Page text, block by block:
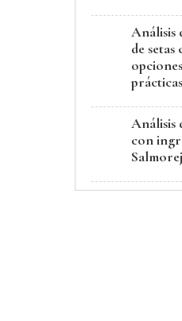
Análisis
de setas
Análisis
con